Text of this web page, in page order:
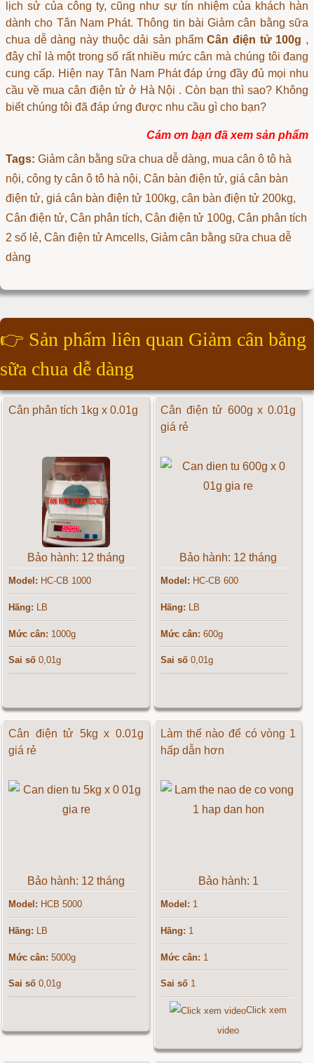
lịch sử của công ty, cũng như sự tín nhiệm của khách hàn
dành cho Tân Nam Phát. Thông tin bài Giảm cân bằng sữa
chua dễ dàng này thuộc dải sản phẩmCân điện tử 100g ,
đây chỉ là một trong số rất nhiều mức cân mà chúng tôi đang
cung cấp. Hiện nay Tân Nam Phát đáp ứng đầy đủ mọi nhu
cầu về mua cân điện tử ở Hà Nội . Còn bạn thì sao? Không
biết chúng tôi đã đáp ứng được nhu cầu gì cho bạn?
Cám ơn bạn đã xem sản phẩm
Tags: Giảm cân bằng sữa chua dễ dàng, mua cân ô tô hà
nội, công ty cân ô tô hà nội, Cân bàn điện tử, giá cân bàn
điện tử, giá cân bàn điện tử 100kg, cân bàn điện tử 200kg,
Cân điện tử, Cân phân tích, Cân điện tử 100g, Cân phân tích
2 số lẻ, Cân điện tử Amcells, Giảm cân bằng sữa chua dễ
dàng
👉 Sản phẩm liên quan Giảm cân bằng
sữa chua dễ dàng
Cân phân tích 1kg x 0.01g
Bảo hành: 12 tháng
Model: HC-CB 1000
Hãng: LB
Mức cân: 1000g
Sai số 0,01g
Cân điện tử 600g x 0.01g
giá rẻ
Bảo hành: 12 tháng
Model: HC-CB 600
Hãng: LB
Mức cân: 600g
Sai số 0,01g
Cân điện tử 5kg x 0.01g
giá rẻ
Bảo hành: 12 tháng
Model: HCB 5000
Hãng: LB
Mức cân: 5000g
Sai số 0,01g
Làm thế nào để có vòng 1
hấp dẫn hơn
Bảo hành: 1
Model: 1
Hãng: 1
Mức cân: 1
Sai số 1
Click xem
video